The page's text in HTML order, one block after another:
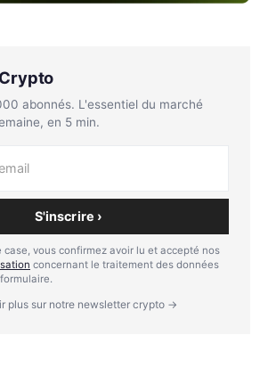
abonnés. L'essentiel du marché
en 5 min.
S'inscrire ›
case, vous confirmez avoir lu et accepté nos
concernant le traitement des données
plus sur notre newsletter crypto →